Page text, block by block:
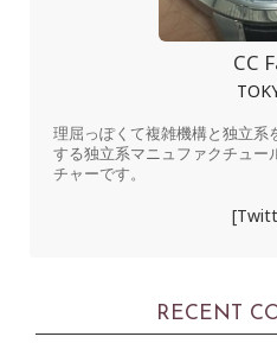
CC
理屈っぽくて複雑機構と独立系
する独立系マニュファクチュ
チャーです。
RECENT